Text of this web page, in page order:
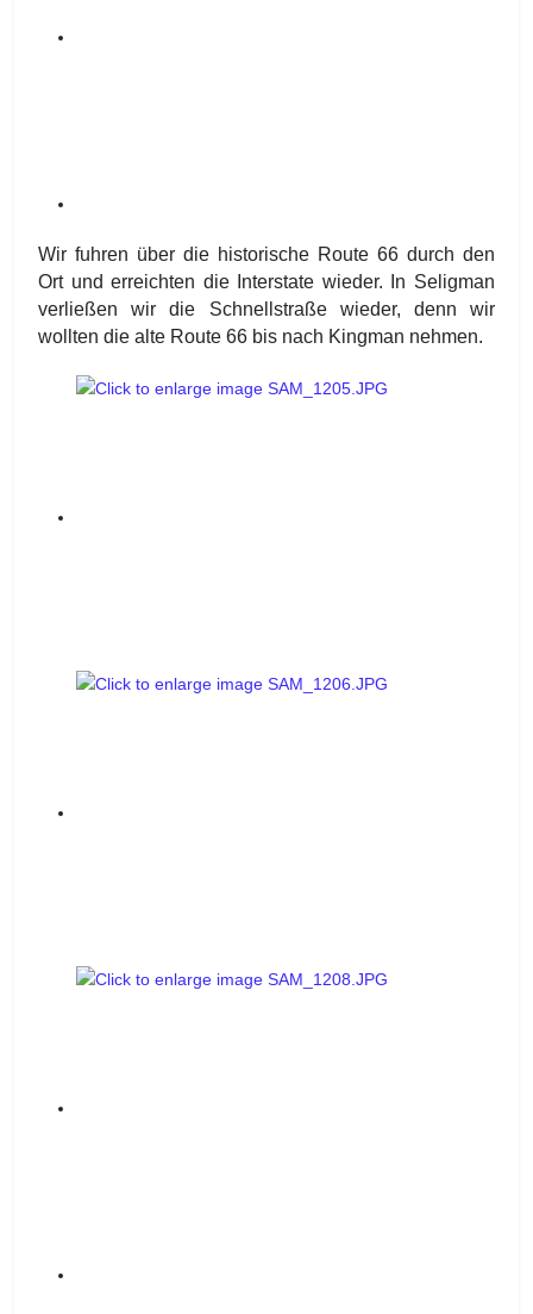
Wir fuhren über die historische Route 66 durch den
Ort und erreichten die Interstate wieder. In Seligman
verließen wir die Schnellstraße wieder, denn wir
wollten die alte Route 66 bis nach Kingman nehmen.